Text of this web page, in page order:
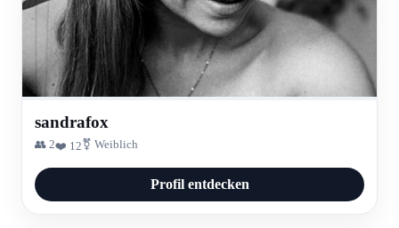
sandrafox
👥 2❤️ 12⚧ Weiblich
Profil entdecken